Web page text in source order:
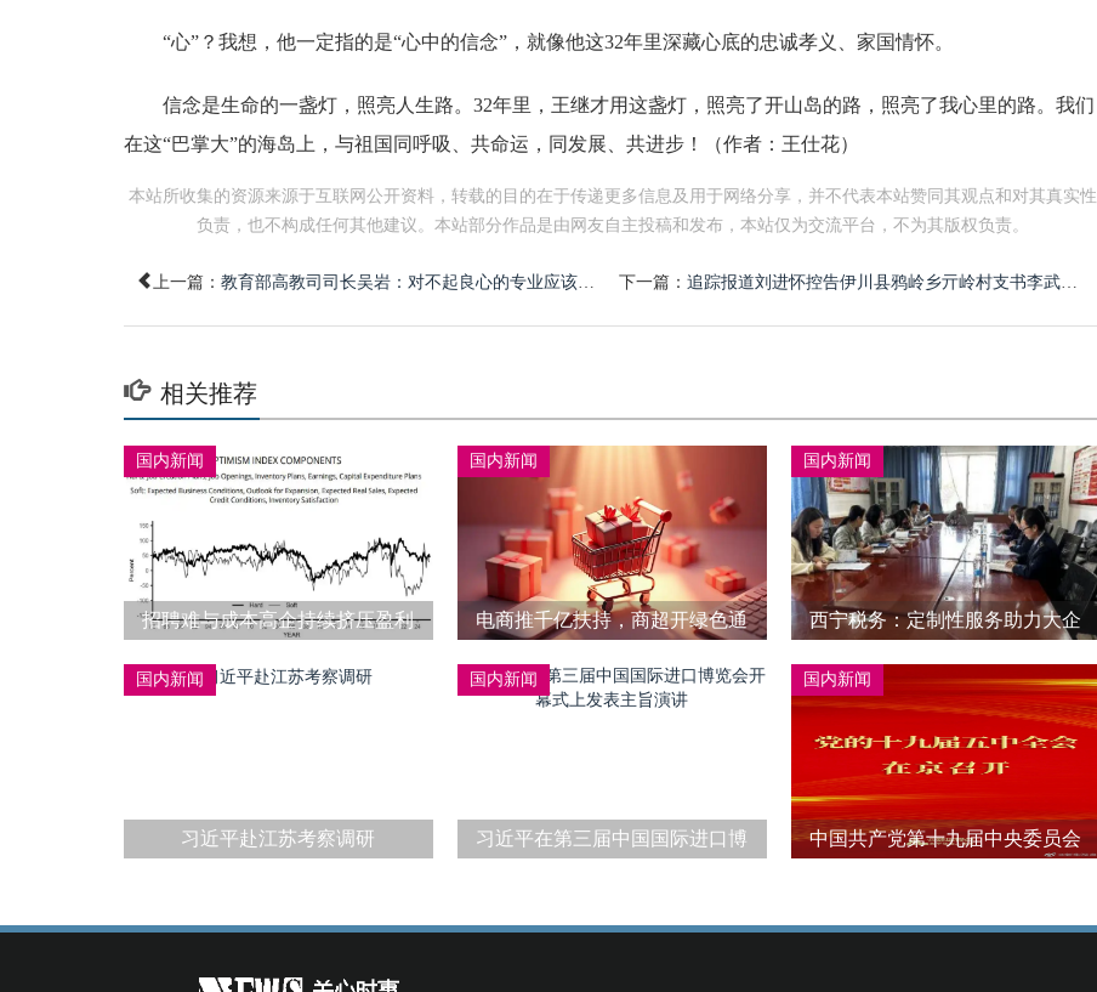
“心”？我想，他一定指的是“心中的信念”，就像他这32年里深藏心底的忠诚孝义、家国情怀。
信念是生命的一盏灯，照亮人生路。32年里，王继才用这盏灯，照亮了开山岛的路，照亮了我心里的路。我们
在这“巴掌大”的海岛上，与祖国同呼吸、共命运，同发展、共进步！（作者：王仕花）
本站所收集的资源来源于互联网公开资料，转载的目的在于传递更多信息及用于网络分享，并不代表本站赞同其观点和对其真实性
负责，也不构成任何其他建议。本站部分作品是由网友自主投稿和发布，本站仅为交流平台，不为其版权负责。
上一篇： 教育部高教司司长吴岩：对不起良心的专业应该停办了 下一篇： 追踪报道刘进怀控告伊川县鸦岭乡亓岭村支书李武伟村长王东方
相关推荐
国内新闻
招聘难与成本高企持续挤压盈利
国内新闻
电商推千亿扶持，商超开绿色通
国内新闻
西宁税务：定制性服务助力大企
国内新闻
习近平赴江苏考察调研
国内新闻
习近平在第三届中国国际进口博
国内新闻
中国共产党第十九届中央委员会